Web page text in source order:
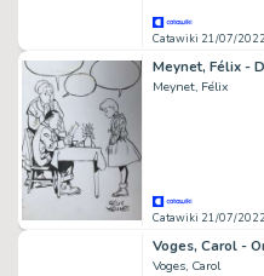
Catawiki 21/07/2022
Meynet, Félix -
Meynet, Félix
Catawiki 21/07/2022
Voges, Carol